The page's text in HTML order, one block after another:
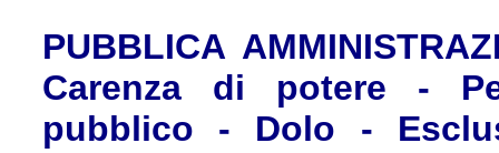
PUBBLICA
Carenza di potere -
pubblico - Dolo -